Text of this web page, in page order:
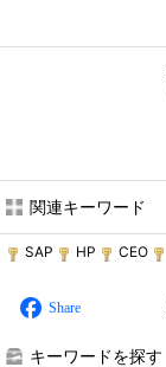
関連キーワード
SAP HP CEO
Share
キーワードを探す